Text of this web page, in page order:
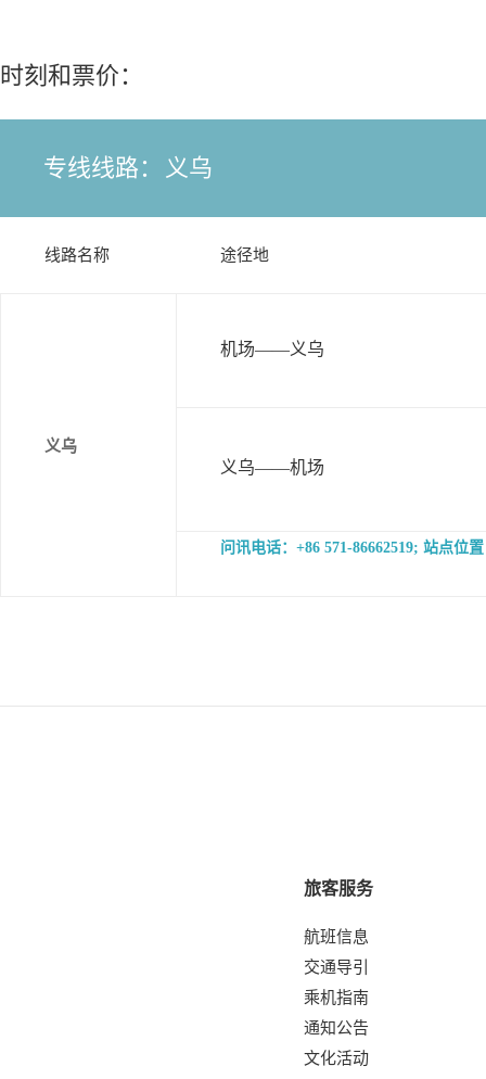
时刻和票价：
专线线路： 义乌
线路名称 途径地
义乌
机场——义乌
义乌——机场
问讯电话：+86 571-86662519; 站点位
旅客服务
航班信息
交通导引
乘机指南
通知公告
文化活动